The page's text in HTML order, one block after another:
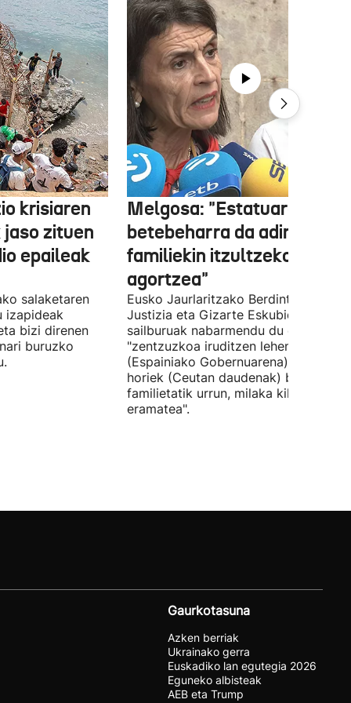
krisiaren
zituen
epaileak
salaketaren
izapideak
bizi direnen
buruzko
Melgosa: "Estatuaren
betebeharra da
familiekin itzultzeko bideak
agortzea"
Eusko Jaurlaritzako Berdintasun,
Justizia eta Gizarte Eskubideetako
sailburuak nabarmendu du ez zaiola
"zentzuzkoa iruditzen lehen
(Espainiako Gobernuarena) adingabe
horiek (Ceutan daudenak) beren
familietatik urrun, milaka
eramatea".
Gaurkotasuna
Azken berriak
Ukrainako gerra
Euskadiko lan egutegia 2026
Eguneko albisteak
AEB eta Trump